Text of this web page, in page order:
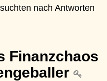
nach Antworten
Finanzchaos